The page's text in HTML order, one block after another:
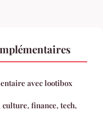
avec lootibox
culture, finance, tech,